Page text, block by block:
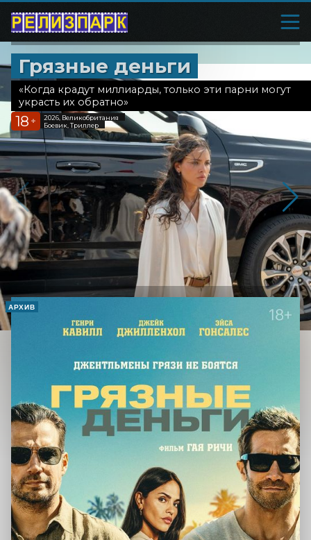
Грязные деньги
«Когда крадут миллиарды, только эти парни могут
украсть их обратно»
18 +
2026, Великобритания
Боевик, Триллер
АРХИВ